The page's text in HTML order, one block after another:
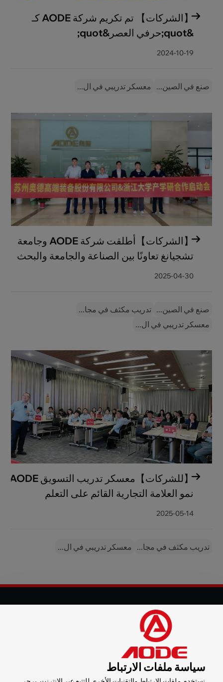
【الشركات】 تم تكريم شركة AODE كـ
&quot;حرفي العصر&quot;
2024-10-19
صنع في الصين... معسكر تدريبي في ال...
【الشركات】أطلقت شركة AODE وجامعة
تشجيانغ تعاونًا بين الصناعة والجامعة والبحث
العلمي
2025-04-30
صنع في الصين... تدريب مكثف في مجا...
معسكر تدريبي في ال...
نمو العلامة التجارية القائم على التعلم
2025-05-14
تدريب مكثف في مجا... معسكر تدريبي في ال...
خريطة الموقع
سياسة الخصوصيةسياسة ملفات الارتباط